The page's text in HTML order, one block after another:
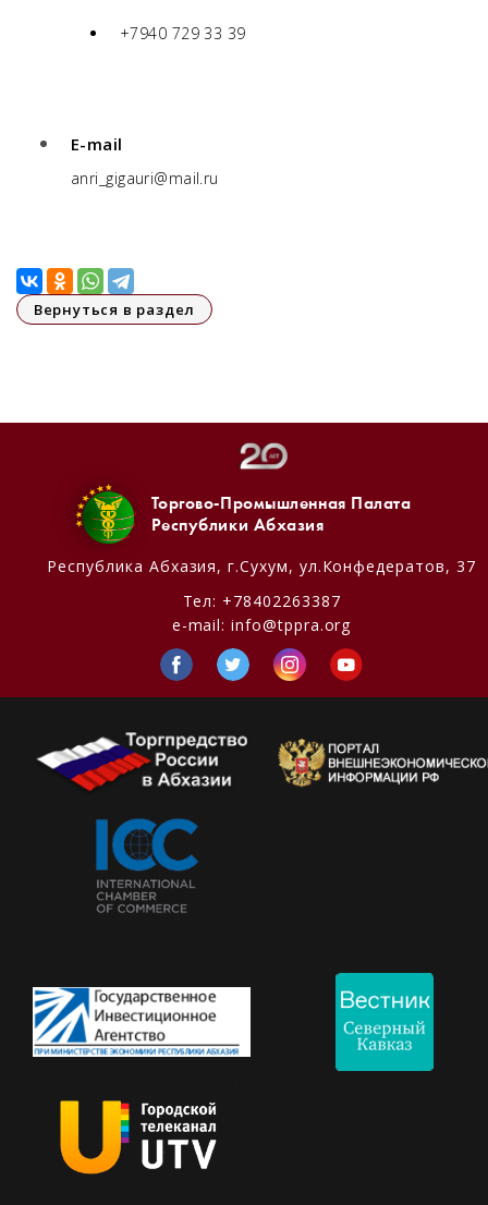
+7940 729 33 39
E-mail
anri_gigauri@mail.ru
Вернуться в раздел
Торгово-Промышленная Палата
Республики Абхазия
Республика Абхазия, г.Сухум, ул.Конфедератов, 37
Тел: +78402263387
e-mail:info@tppra.org